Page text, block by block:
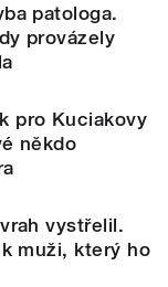
patologa.
provázely
pro Kuciakovy
někdo
vystřelil.
muži, který ho